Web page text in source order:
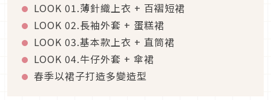
LOOK 01.薄針織上衣 + 百褶短裙
LOOK 02.長袖外套 + 蛋糕裙
LOOK 03.基本款上衣 + 直筒裙
LOOK 04.牛仔外套 + 傘裙
春季以裙子打造多變造型